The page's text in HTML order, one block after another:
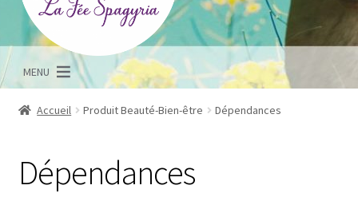
MENU
Accueil Produit Beauté-Bien-être Dépendances
Dépendances